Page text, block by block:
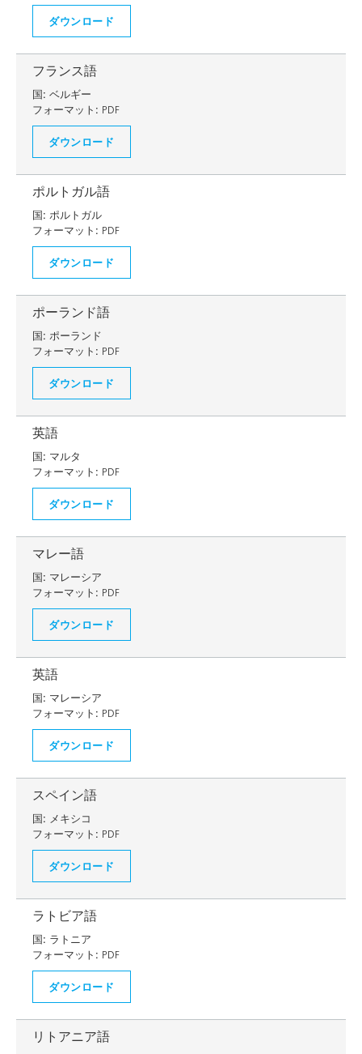
ダウンロード
フランス語
国: ベルギー
フォーマット: PDF
ダウンロード
ポルトガル語
国: ポルトガル
フォーマット: PDF
ダウンロード
ポーランド語
国: ポーランド
フォーマット: PDF
ダウンロード
英語
国: マルタ
フォーマット: PDF
ダウンロード
マレー語
国: マレーシア
フォーマット: PDF
ダウンロード
英語
国: マレーシア
フォーマット: PDF
ダウンロード
スペイン語
国: メキシコ
フォーマット: PDF
ダウンロード
ラトビア語
国: ラトニア
フォーマット: PDF
ダウンロード
リトアニア語